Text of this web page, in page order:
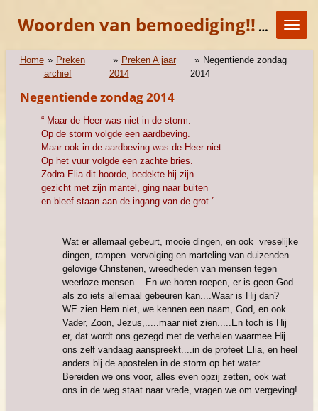
direct
hoofdinhoud
Woorden van bemoediging!!"KOM
Home » Preken
archief
» Preken A jaar
2014
» Negentiende zondag
2014
Negentiende zondag 2014
“ Maar de Heer was niet in de storm.
Op de storm volgde een aardbeving.
Maar ook in de aardbeving was de Heer niet.....
Op het vuur volgde een zachte bries.
Zodra Elia dit hoorde, bedekte hij zijn
gezicht met zijn mantel, ging naar buiten
en bleef staan aan de ingang van de grot.”
Wat er allemaal gebeurt, mooie dingen, en ook vreselijke
dingen, rampen vervolging en marteling van duizenden
gelovige Christenen, wreedheden van mensen tegen
weerloze mensen....En we horen roepen, er is geen God
als zo iets allemaal gebeuren kan....Waar is Hij dan?
WE zien Hem niet, we kennen een naam, God, en ook
Vader, Zoon, Jezus,.....maar niet zien.....En toch is Hij
er, dat wordt ons gezegd met de verhalen waarmee Hij
ons zelf vandaag aanspreekt....in de profeet Elia, en heel
anders bij de apostelen in de storm op het water.
Bereiden we ons voor, alles even opzij zetten, ook wat
ons in de weg staat naar vrede, vragen we om vergeving!